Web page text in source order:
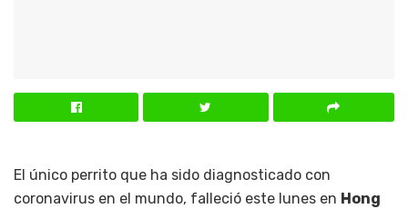
El único perrito que ha sido diagnosticado con
coronavirus en el mundo, falleció este lunes en Hong